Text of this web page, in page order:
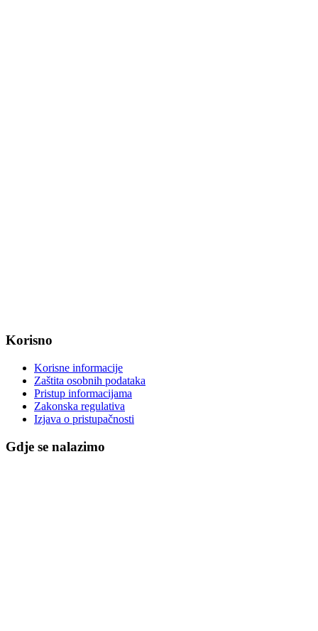
Korisno
Korisne informacije
Zaštita osobnih podataka
Pristup informacijama
Zakonska regulativa
Izjava o pristupačnosti
Gdje se nalazimo